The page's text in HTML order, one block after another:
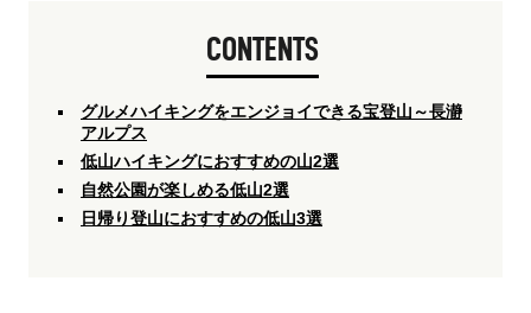
CONTENTS
グルメハイキングをエンジョイできる宝登山～長瀞
アルプス
低山ハイキングにおすすめの山2選
自然公園が楽しめる低山2選
日帰り登山におすすめの低山3選